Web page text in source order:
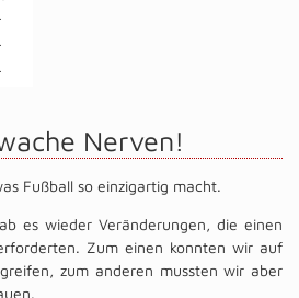
Nerven!
Fußball so einzigartig macht.
es wieder Veränderungen, die einen
Zum einen konnten wir auf
zum anderen mussten wir aber